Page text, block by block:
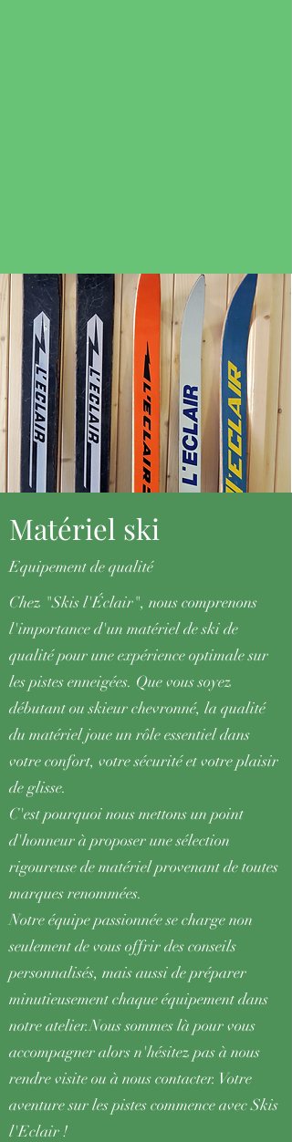
Matériel ski
Equipement dequalité
Chez "Skis l'Éclair", nous comprenons
l'importance d'un matériel de ski de
qualité pour une expérience optimale sur
les pistes enneigées. Que vous soyez
débutant ou skieur chevronné, la qualité
du matériel joue un rôle essentiel dans
votre confort, votre sécurité et votre plaisir
de glisse.
C'est pourquoi nous mettons un point
d'honneur à proposer une sélection
rigoureuse de matériel provenant de toutes
marques renommées.
Notre équipe passionnée se charge non
seulement de vous offrir des conseils
personnalisés, mais aussi de préparer
minutieusement chaque équipement dans
notre atelier.Nous sommes là pour vous
accompagner alors n'hésitez pas à nous
rendre visite ou à nous contacter. Votre
aventure sur les pistes commence avec Skis
l'Eclair !